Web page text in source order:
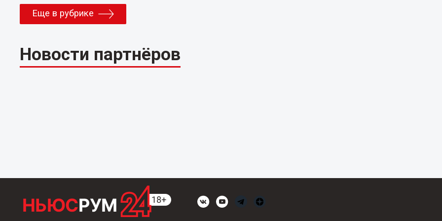
Еще в рубрике
Новости партнёров